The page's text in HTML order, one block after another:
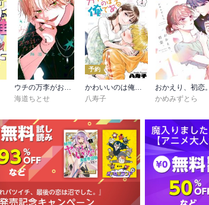
ウチの万李がお世話になります
海道ちとせ
予約
かわいいのは俺である
八寿子
おかえり、初恋。
かめみずとら